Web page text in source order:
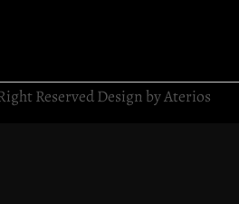
Reserved Design by Aterios